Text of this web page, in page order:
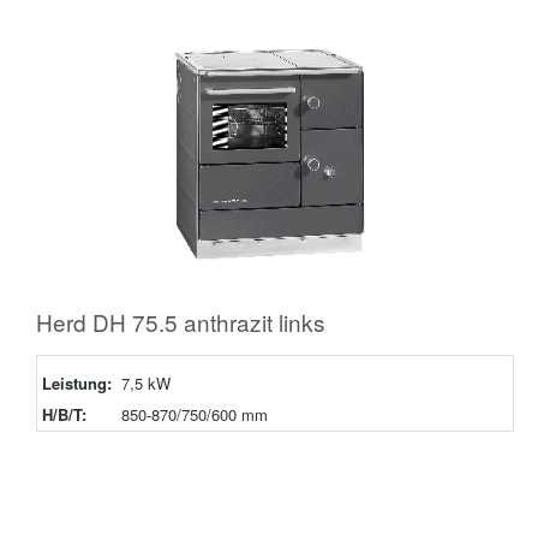
Herd DH 75.5 anthrazit links
Leistung: 7,5 kW
H/B/T:
850-870/750/600 mm